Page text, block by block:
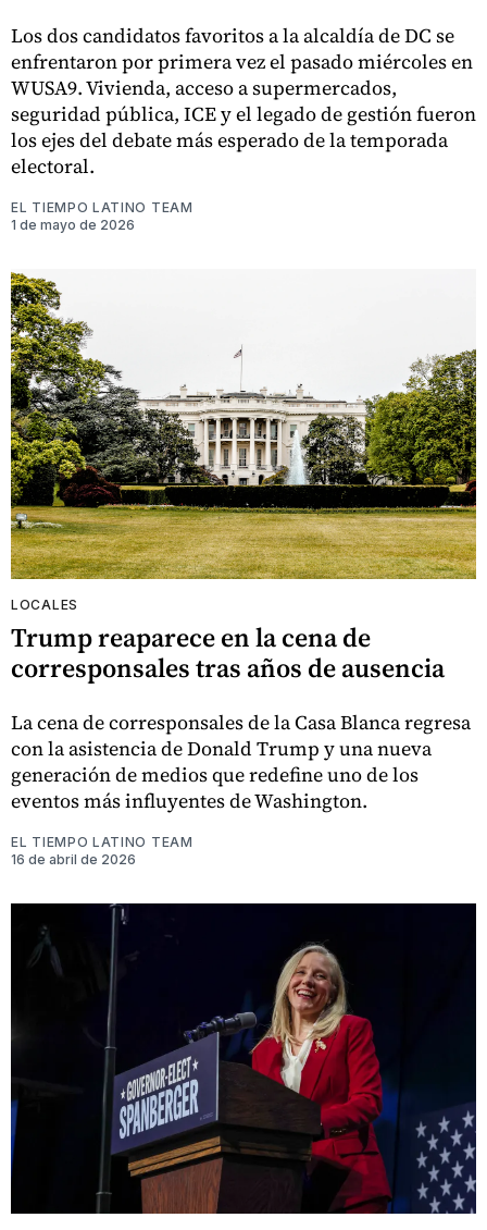
Los dos candidatos favoritos a la alcaldía de DC se
enfrentaron por primera vez el pasado miércoles en
WUSA9. Vivienda, acceso a supermercados,
seguridad pública, ICE y el legado de gestión fueron
los ejes del debate más esperado de la temporada
electoral.
EL TIEMPO LATINO TEAM
1 de mayo de 2026
LOCALES
Trump reaparece en la cena de
corresponsales tras años de ausencia
La cena de corresponsales de la Casa Blanca regresa
con la asistencia de Donald Trump y una nueva
generación de medios que redefine uno de los
eventos más influyentes de Washington.
EL TIEMPO LATINO TEAM
16 de abril de 2026